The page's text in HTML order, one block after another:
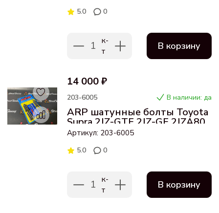
5.0 0
1 к-
т
В корзину
14 000 ₽
В наличии: да
203-6005
ARP шатунные болты Toyota
Supra 2JZ-GTE 2JZ-GE 2JZA80
Артикул: 203-6005
5.0 0
1 к-
т
В корзину